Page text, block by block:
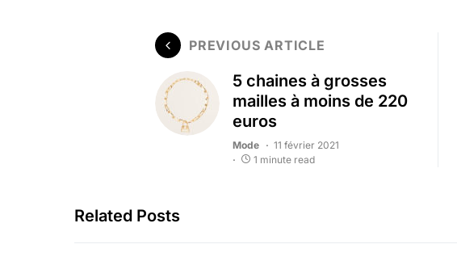
PREVIOUS ARTICLE
5 chaines à grosses
mailles à moins de 220
euros
Mode
11 février 2021
1 minute read
Related Posts